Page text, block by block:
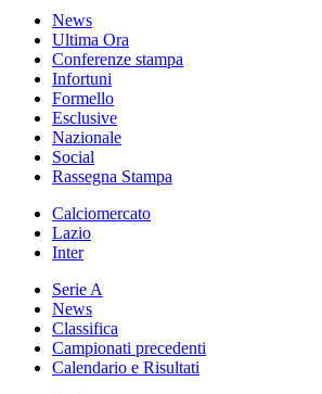
News
Ultima Ora
Conferenze stampa
Infortuni
Formello
Esclusive
Nazionale
Social
Rassegna Stampa
Calciomercato
Lazio
Inter
Serie A
News
Classifica
Campionati precedenti
Calendario e Risultati